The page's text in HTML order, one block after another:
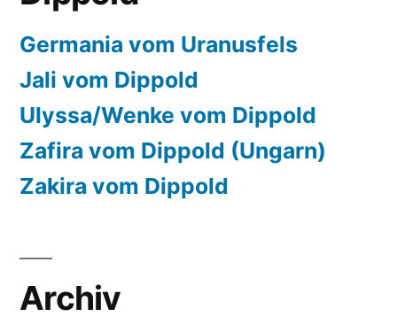
Germania vom Uranusfels
Jali vom Dippold
Ulyssa/Wenke vom Dippold
Zafira vom Dippold (Ungarn)
Zakira vom Dippold
Archiv